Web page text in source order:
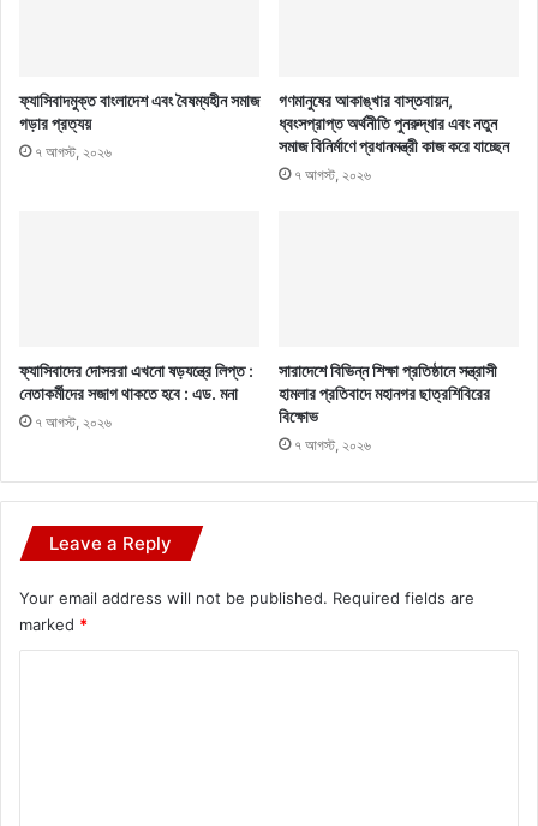
ফ্যাসিবাদমুক্ত বাংলাদেশ এবং বৈষম্যহীন সমাজ
গড়ার প্রত্যয়
৭ আগস্ট, ২০২৬
গণমানুষের আকাঙ্খার বাস্তবায়ন,
ধ্বংসপ্রাপ্ত অর্থনীতি পুনরুদ্ধার এবং নতুন
সমাজ বিনির্মাণে প্রধানমন্ত্রী কাজ করে যাচ্ছেন
৭ আগস্ট, ২০২৬
ফ্যাসিবাদের দোসররা এখনো ষড়যন্ত্রে লিপ্ত :
নেতাকর্মীদের সজাগ থাকতে হবে : এড. মনা
৭ আগস্ট, ২০২৬
সারাদেশে বিভিন্ন শিক্ষা প্রতিষ্ঠানে সন্ত্রাসী
হামলার প্রতিবাদে মহানগর ছাত্রশিবিরের
বিক্ষোভ
৭ আগস্ট, ২০২৬
Leave a Reply
Your email address will not be published. Required fields are
marked *